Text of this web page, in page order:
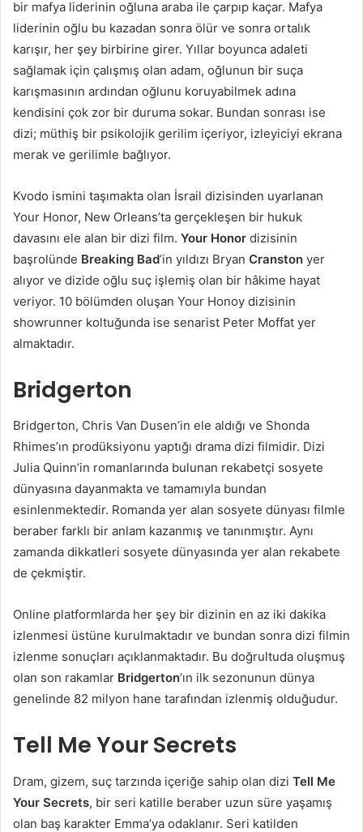
bir mafya liderinin oğluna araba ile çarpıp kaçar. Mafya
liderinin oğlu bu kazadan sonra ölür ve sonra ortalık
karışır, her şey birbirine girer. Yıllar boyunca adaleti
sağlamak için çalışmış olan adam, oğlunun bir suça
karışmasının ardından oğlunu koruyabilmek adına
kendisini çok zor bir duruma sokar. Bundan sonrası ise
dizi; müthiş bir psikolojik gerilim içeriyor, izleyiciyi ekrana
merak ve gerilimle bağlıyor.
Kvodo ismini taşımakta olan İsrail dizisinden uyarlanan
Your Honor, New Orleans’ta gerçekleşen bir hukuk
davasını ele alan bir dizi film. Your Honor dizisinin
başrolünde Breaking Bad’in yıldızı Bryan Cranston yer
alıyor ve dizide oğlu suç işlemiş olan bir hâkime hayat
veriyor. 10 bölümden oluşan Your Honoy dizisinin
showrunner koltuğunda ise senarist Peter Moffat yer
almaktadır.
Bridgerton
Bridgerton, Chris Van Dusen’in ele aldığı ve Shonda
Rhimes’ın prodüksiyonu yaptığı drama dizi filmidir. Dizi
Julia Quinn’in romanlarında bulunan rekabetçi sosyete
dünyasına dayanmakta ve tamamıyla bundan
esinlenmektedir. Romanda yer alan sosyete dünyası filmle
beraber farklı bir anlam kazanmış ve tanınmıştır. Aynı
zamanda dikkatleri sosyete dünyasında yer alan rekabete
de çekmiştir.
Online platformlarda her şey bir dizinin en az iki dakika
izlenmesi üstüne kurulmaktadır ve bundan sonra dizi filmin
izlenme sonuçları açıklanmaktadır. Bu doğrultuda oluşmuş
olan son rakamlar Bridgerton’ın ilk sezonunun dünya
genelinde 82 milyon hane tarafından izlenmiş olduğudur.
Tell Me Your Secrets
Dram, gizem, suç tarzında içeriğe sahip olan dizi Tell Me
Your Secrets, bir seri katille beraber uzun süre yaşamış
olan baş karakter Emma’ya odaklanır. Seri katilden